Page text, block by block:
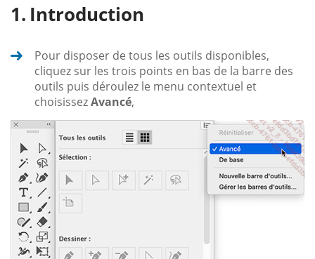
Introduction
Pour disposer de tous les outils disponibles,
cliquez sur les trois points en bas de la barre des
outils puis déroulez le menu contextuel et
choisissezAvancé,